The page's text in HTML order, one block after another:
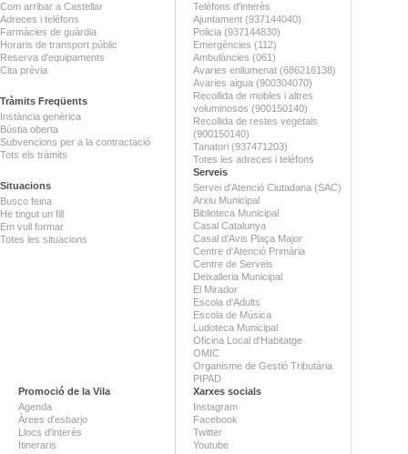
Com arribar a Castellar
Adreces i telèfons
Farmàcies de guàrdia
Horaris de transport públic
Reserva d'equipaments
Cita prèvia
Tràmits Freqüents
Instància genèrica
Bústia oberta
Subvencions per a la contractació
Tots els tràmits
Situacions
Busco feina
He tingut un fill
Em vull formar
Totes les situacions
Telèfons d'interès
Ajuntament (937144040)
Policia (937144830)
Emergències (112)
Ambulàncies (061)
Avaries enllumenat (686216138)
Avaries aigua (900304070)
Recollida de mobles i altres
voluminosos (900150140)
Recollida de restes vegetals
(900150140)
Tanatori (937471203)
Totes les adreces i telèfons
Serveis
Servei d'Atenció Ciutadana (SAC)
Arxiu Municipal
Biblioteca Municipal
Casal Catalunya
Casal d'Avis Plaça Major
Centre d'Atenció Primària
Centre de Serveis
Deixalleria Municipal
El Mirador
Escola d'Adults
Escola de Música
Ludoteca Municipal
Oficina Local d'Habitatge
OMIC
Organisme de Gestió Tributària
PIPAD
Promoció de la Vila
Agenda
Àrees d'esbarjo
Llocs d'interès
Itineraris
Xarxes socials
Instagram
Facebook
Twitter
Youtube